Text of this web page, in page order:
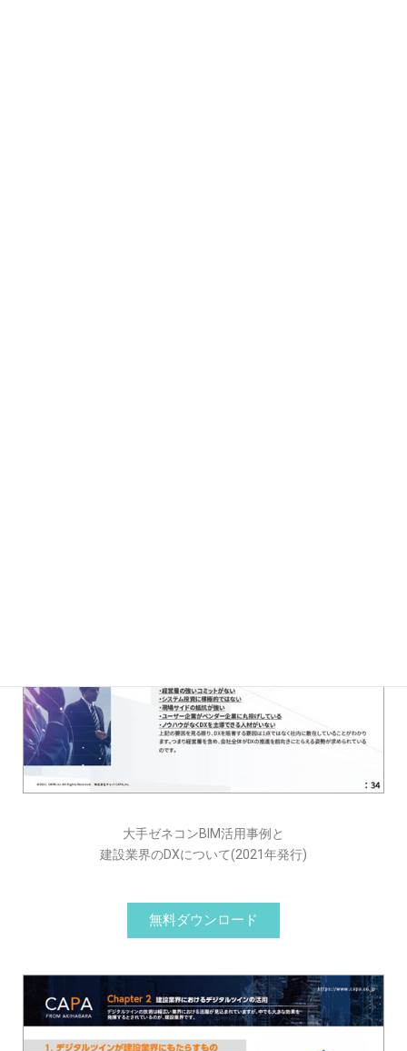
大手ゼネコンBIM活用事例と
建設業界のDXについて(2021年発行)
無料ダウンロード